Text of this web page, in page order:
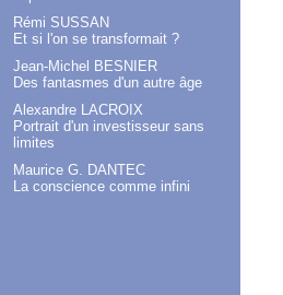
Rémi SUSSAN
Et si l'on se transformait ?
Jean-Michel BESNIER
Des fantasmes d'un autre âge
Alexandre LACROIX
Portrait d'un investisseur sans
limites
Maurice G. DANTEC
La conscience comme infini